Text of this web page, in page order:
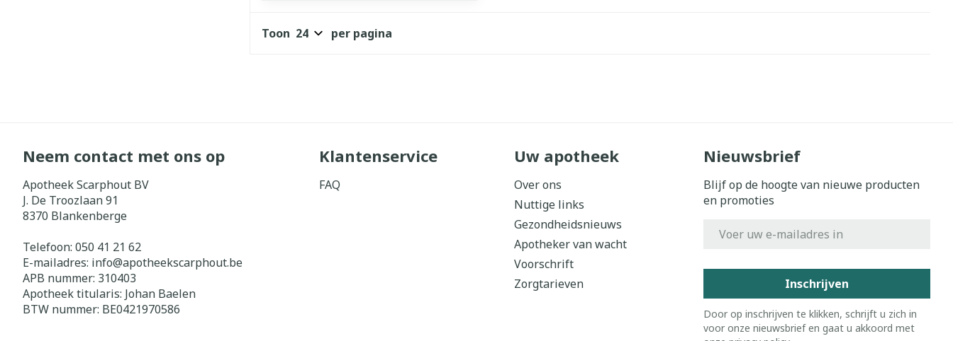
Toon per pagina
Neem contact met ons op
Apotheek Scarphout BV
J. De Troozlaan 91
8370 Blankenberge
Telefoon: 050 41 21 62
E-mailadres: info@apotheekscarphout.be
APB nummer: 310403
Apotheek titularis: Johan Baelen
BTW nummer: BE0421970586
Klantenservice
FAQ
Uw apotheek
Over ons
Nuttige links
Gezondheidsnieuws
Apotheker van wacht
Voorschrift
Zorgtarieven
Nieuwsbrief
Blijf op de hoogte van nieuwe producten
en promoties
Inschrijven
Door op inschrijven te klikken, schrijft u zich in
voor onze nieuwsbrief en gaat u akkoord met